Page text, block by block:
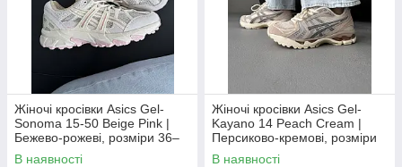
Жіночі кросівки Asics Gel-
Sonoma 15-50 Beige Pink |
Бежево-рожеві, розміри 36–
41
В наявності
Жіночі кросівки Asics Gel-
Kayano 14 Peach Cream |
Персиково-кремові, розміри
36–41
В наявності